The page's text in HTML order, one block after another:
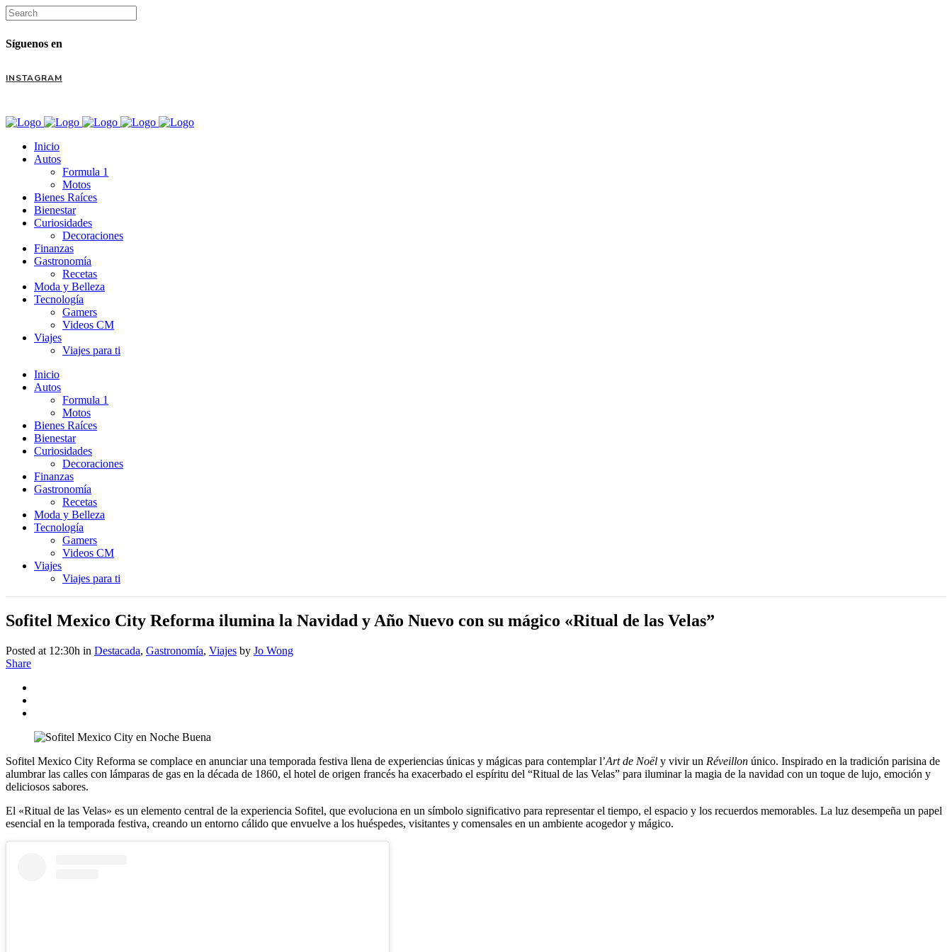
Síguenos en
INSTAGRAM
Inicio
Autos
Formula 1
Motos
Bienes Raíces
Bienestar
Curiosidades
Decoraciones
Finanzas
Gastronomía
Recetas
Moda y Belleza
Tecnología
Gamers
Videos CM
Viajes
Viajes para ti
Inicio
Autos
Formula 1
Motos
Bienes Raíces
Bienestar
Curiosidades
Decoraciones
Finanzas
Gastronomía
Recetas
Moda y Belleza
Tecnología
Gamers
Videos CM
Viajes
Viajes para ti
Sofitel Mexico City Reforma ilumina la Navidad y Año Nuevo con su mágico «Ritual de las Velas”
Posted at 12:30h in Destacada, Gastronomía, Viajes by Jo Wong
Share
Sofitel Mexico City Reforma se complace en anunciar una temporada festiva llena de experiencias únicas y mágicas para contemplar l’Art de Noël y vivir un Réveillon único. Inspirado en la tradición parisina de
alumbrar las calles con lámparas de gas en la década de 1860, el hotel de origen francés ha exacerbado el espíritu del “Ritual de las Velas” para iluminar la magia de la navidad con un toque de lujo, emoción y
deliciosos sabores.
El «Ritual de las Velas» es un elemento central de la experiencia Sofitel, que evoluciona en un símbolo significativo para representar el tiempo, el espacio y los recuerdos memorables. La luz desempeña un papel
esencial en la temporada festiva, creando un entorno cálido que envuelve a los huéspedes, visitantes y comensales en un ambiente acogedor y mágico.